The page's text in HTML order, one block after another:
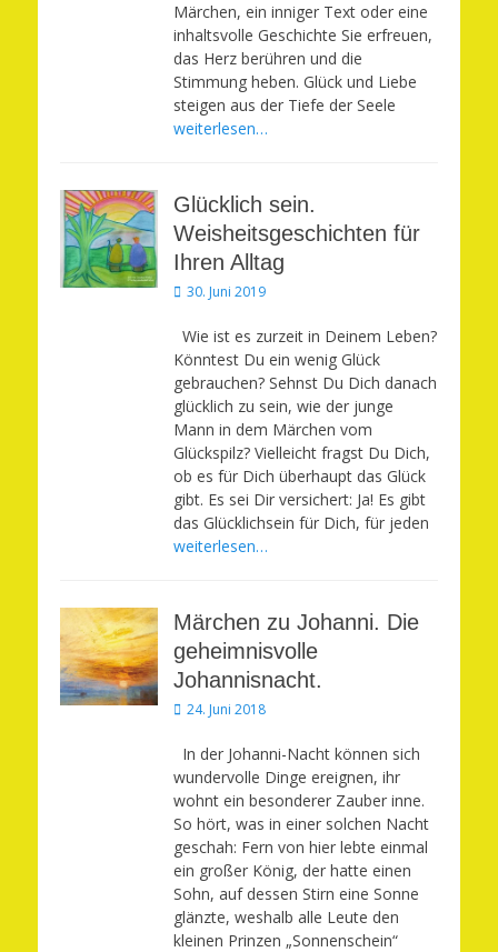
Märchen, ein inniger Text oder eine
inhaltsvolle Geschichte Sie erfreuen,
das Herz berühren und die
Stimmung heben. Glück und Liebe
steigen aus der Tiefe der Seele
weiterlesen…
Glücklich sein.
Weisheitsgeschichten für
Ihren Alltag
Veröffentlicht
30. Juni 2019
Wie ist es zurzeit in Deinem Leben?
Könntest Du ein wenig Glück
gebrauchen? Sehnst Du Dich danach
glücklich zu sein, wie der junge
Mann in dem Märchen vom
Glückspilz? Vielleicht fragst Du Dich,
ob es für Dich überhaupt das Glück
gibt. Es sei Dir versichert: Ja! Es gibt
das Glücklichsein für Dich, für jeden
weiterlesen…
Märchen zu Johanni. Die
geheimnisvolle
Johannisnacht.
Veröffentlicht
24. Juni 2018
In der Johanni-Nacht können sich
wundervolle Dinge ereignen, ihr
wohnt ein besonderer Zauber inne.
So hört, was in einer solchen Nacht
geschah: Fern von hier lebte einmal
ein großer König, der hatte einen
Sohn, auf dessen Stirn eine Sonne
glänzte, weshalb alle Leute den
kleinen Prinzen „Sonnenschein“